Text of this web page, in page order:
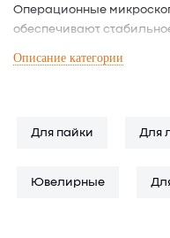
Операционные
обеспечивают
область применения.
Если вам требуется
Описание категории
Для пайки Для
Ювелирные